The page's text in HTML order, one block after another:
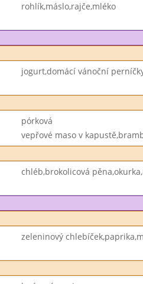
rohlík,máslo,rajče,mléko
jogurt,domácí vánoční
pórková
vepřové maso v
chléb,brokolicová
zeleninový